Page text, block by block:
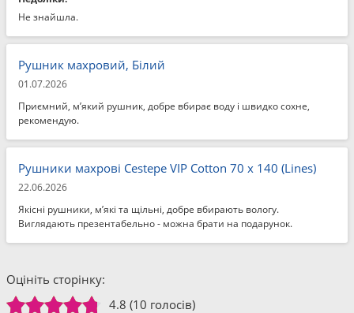
Не знайшла.
Рушник махровий, Білий
01.07.2026
Приємний, м’який рушник, добре вбирає воду і швидко сохне,
рекомендую.
Рушники махрові Cestepe VIP Cotton 70 x 140 (Lines)
22.06.2026
Якісні рушники, м’які та щільні, добре вбирають вологу.
Виглядають презентабельно - можна брати на подарунок.
Оцініть сторінку:
4.8 (10 голосів)